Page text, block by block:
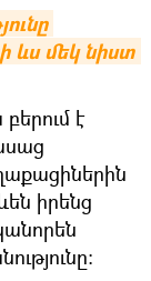
ևս մեկ նիստ
է
իրենց